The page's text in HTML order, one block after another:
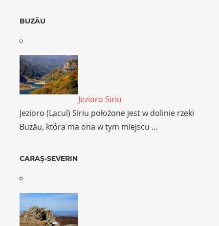
BUZĂU
Jezioro Siriu
Jezioro (Lacul) Siriu położone jest w dolinie rzeki
Buzău, która ma ona w tym miejscu …
CARAȘ-SEVERIN